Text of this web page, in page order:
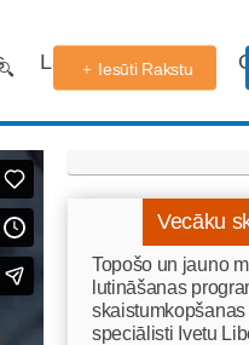
Labdarības fonds
Iesūti Rakstu
Vecāku
Topošo un jauno
lutināšanas
skaistumkopšanas
speciālisti Ivetu